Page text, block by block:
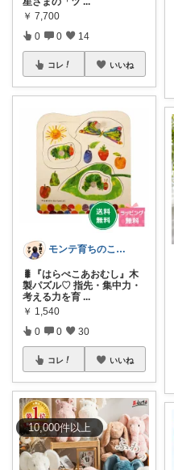
10,000件以上
￥ 7,700
0 0 14
コレ いいね
モンテ育ちのこずえママ🦦｜経由購入✨
🐛『はらぺこあおむし』木
製パズル♡ 指先・集中力・
考える力を育 ...
￥ 1,540
0 0 30
コレ いいね